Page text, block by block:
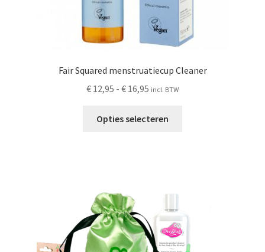
Fair Squared menstruatiecup Cleaner
€ 12,95 - € 16,95 Prijsklasse:
tot
incl. BTW
Opties selecteren
kan
gekozen
worden